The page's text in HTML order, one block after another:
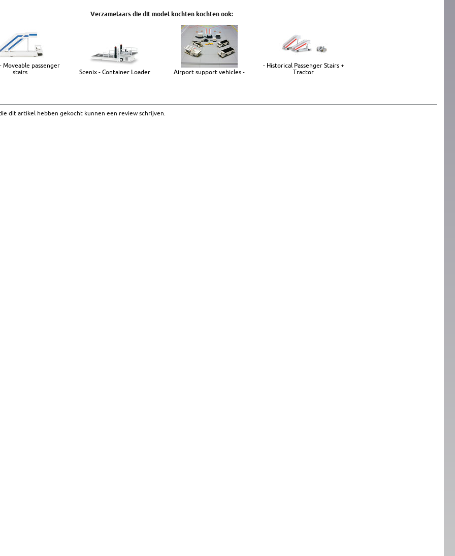
Verzamelaars die dit model kochten kochten ook:
Moveable passenger
stairs
Scenix - Container Loader Airport support vehicles -
- Historical Passenger Stairs +
Tractor
dit artikel hebben gekocht kunnen een review schrijven.